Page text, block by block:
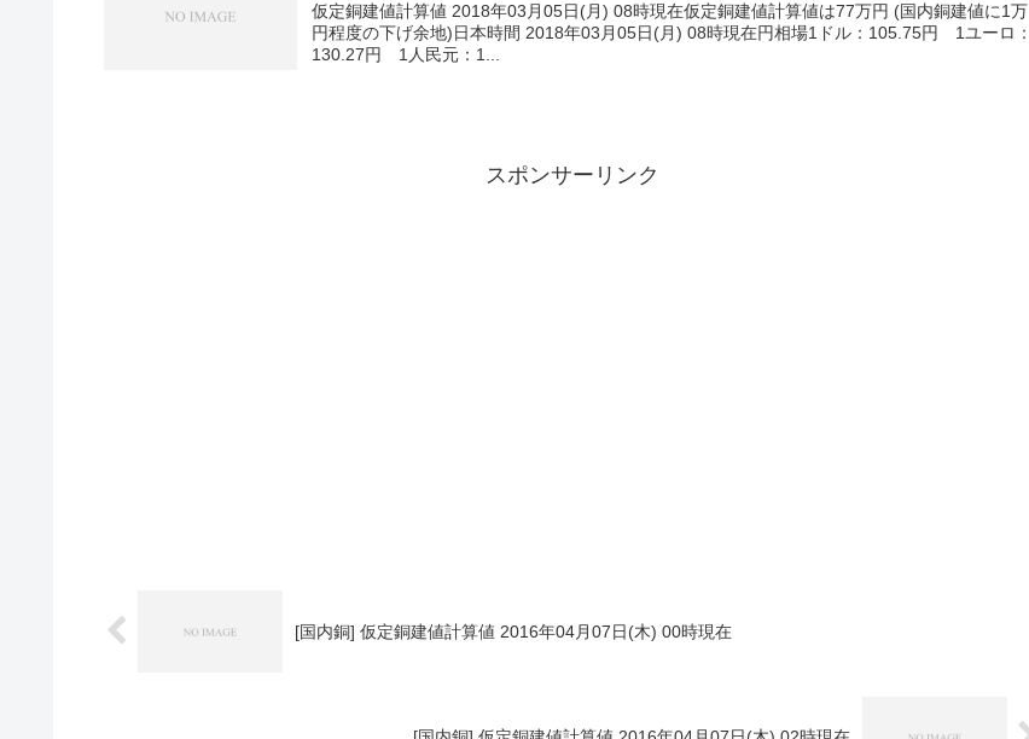
仮定銅建値計算値 2018年03月05日(月) 08時現在仮定銅建値計算値は77万円 (国内銅建値に1万
円程度の下げ余地)日本時間 2018年03月05日(月) 08時現在円相場1ドル：105.75円 1ユーロ：
130.27円 1人民元：1...
スポンサーリンク
[国内銅] 仮定銅建値計算値 2016年04月07日(木) 00時現在